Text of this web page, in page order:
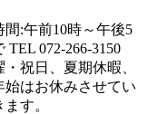
間:午前10時～午後5
TEL 072-266-3150
祝日、夏期休暇、
始はお休みさせてい
す。